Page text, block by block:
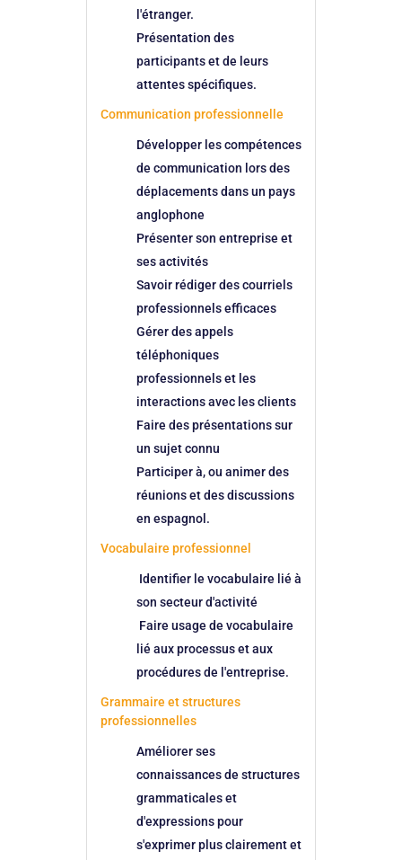
l'étranger.
Présentation des
participants et de leurs
attentes spécifiques.
Communication professionnelle
Développer les compétences
de communication lors des
déplacements dans un pays
anglophone
Présenter son entreprise et
ses activités
Savoir rédiger des courriels
professionnels efficaces
Gérer des appels
téléphoniques
professionnels et les
interactions avec les clients
Faire des présentations sur
un sujet connu
Participer à, ou animer des
réunions et des discussions
en espagnol.
Vocabulaire professionnel
Identifier le vocabulaire lié à
son secteur d'activité
Faire usage de vocabulaire
lié aux processus et aux
procédures de l'entreprise.
Grammaire et structures
professionnelles
Améliorer ses
connaissances de structures
grammaticales et
d'expressions pour
s'exprimer plus clairement et